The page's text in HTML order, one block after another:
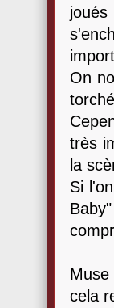
On
très
la
Si
cela